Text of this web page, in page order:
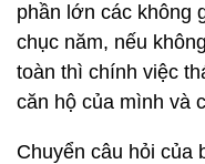
phần lớn các không
chục năm, nếu
toàn thì chính việc
căn hộ của mình và
Chuyển câu hỏi của